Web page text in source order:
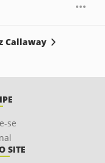
Callaway
se
SITE